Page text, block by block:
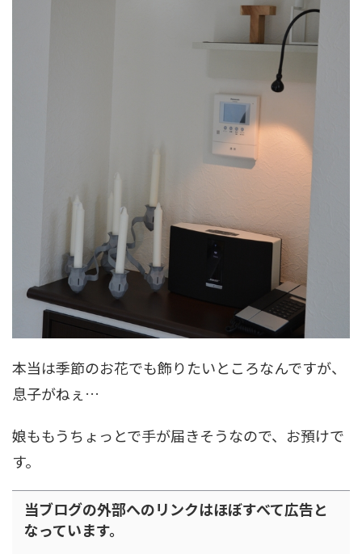
本当は季節のお花でも飾りたいところなんですが、
息子がねぇ…
娘ももうちょっとで手が届きそうなので、お預けで
す。
当ブログの外部へのリンクはほぼすべて広告と
なっています。